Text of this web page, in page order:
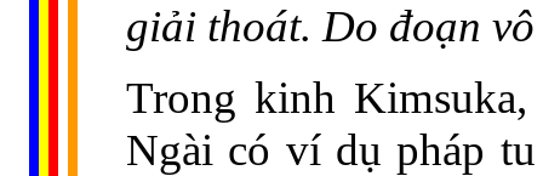
giải thoát. Do đoạn
Trong kinh
Ngài có ví dụ pháp